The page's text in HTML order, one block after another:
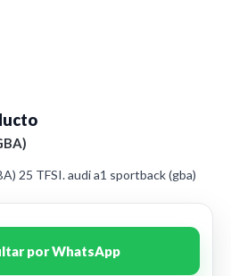
25 TFSI. audi a1 sportback (gba)
por WhatsApp